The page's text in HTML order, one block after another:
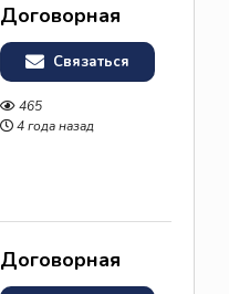
Договорная
Связаться
465
4 года назад
Договорная